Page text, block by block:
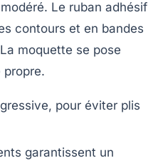
Le ruban adhésif
contours et en bandes
moquette se pose
propre.
pour éviter plis
garantissent un